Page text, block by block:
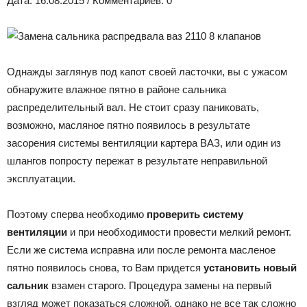
ВАЗ
Однажды заглянув под капот своей ласточки, вы с ужасом
обнаружите влажное пятно в районе сальника
распределительный вал. Не стоит сразу паниковать,
возможно, масляное пятно появилось в результате
засорения системы вентиляции картера ВАЗ, или один из
шлангов попросту пережат в результате неправильной
эксплуатации.
Поэтому сперва необходимо проверить систему
вентиляции и при необходимости провести мелкий ремонт.
Если же система исправна или после ремонта масленое
пятно появилось снова, то Вам придется установить новый
сальник взамен старого. Процедура замены на первый
взгляд может показаться сложной, однако не все так сложно